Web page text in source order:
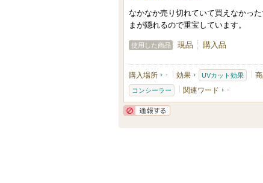
なかなか売り切れていて買えなかっ
まが隠れるので重宝しています。
使用した商品 現品 購入品
購入場所 - 効果 UVカット効果
コンシーラー 関連ワード -